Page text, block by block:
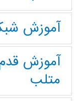
آموزش
آموزش قدم
متلب